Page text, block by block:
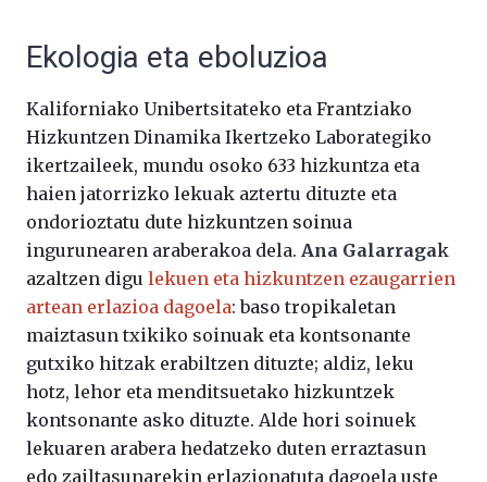
Ekologia eta eboluzioa
Kaliforniako Unibertsitateko eta Frantziako
Hizkuntzen Dinamika Ikertzeko Laborategiko
ikertzaileek, mundu osoko 633 hizkuntza eta
haien jatorrizko lekuak aztertu dituzte eta
ondorioztatu dute hizkuntzen soinua
ingurunearen araberakoa dela. Ana Galarragak
azaltzen digu lekuen eta hizkuntzen ezaugarrien
artean erlazioa dagoela: baso tropikaletan
maiztasun txikiko soinuak eta kontsonante
gutxiko hitzak erabiltzen dituzte; aldiz, leku
hotz, lehor eta menditsuetako hizkuntzek
kontsonante asko dituzte. Alde hori soinuek
lekuaren arabera hedatzeko duten erraztasun
edo zailtasunarekin erlazionatuta dagoela uste